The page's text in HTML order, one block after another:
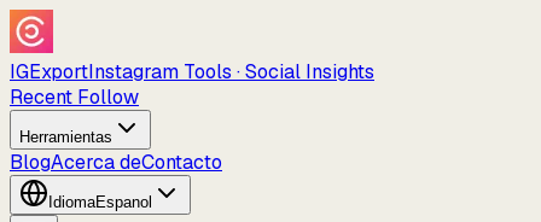
IGExportInstagram Tools · Social Insights
Recent Follow
Herramientas
BlogAcerca deContacto
IdiomaEspanol